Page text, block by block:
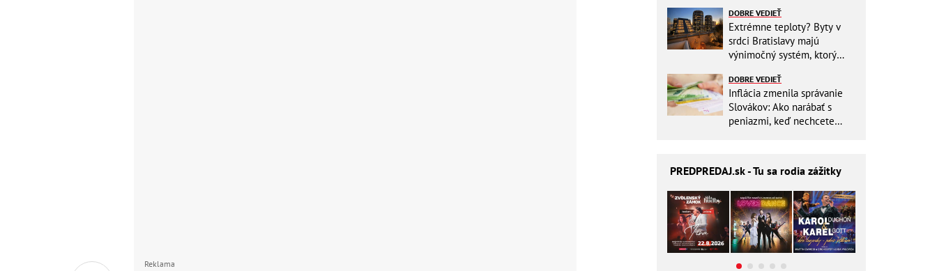
Reklama
DOBRE VEDIEŤ
Extrémne teploty? Byty v
srdci Bratislavy majú
výnimočný systém, ktorý
DOBRE VEDIEŤ
Inflácia zmenila správanie
Slovákov: Ako narábať s
peniazmi, keď nechcete
PREDPREDAJ.sk - Tu sa rodia zážitky